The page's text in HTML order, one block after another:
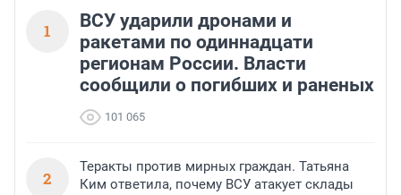
1
ВСУ ударили дронами и
ракетами по одиннадцати
регионам России. Власти
сообщили о погибших и раненых
101 065
2
Теракты против мирных граждан. Татьяна
Ким ответила, почему ВСУ атакует склады